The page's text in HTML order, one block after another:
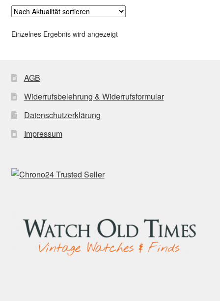
Einzelnes Ergebnis wird angezeigt
AGB
Widerrufsbelehrung & Widerrufsformular
Datenschutzerklärung
Impressum